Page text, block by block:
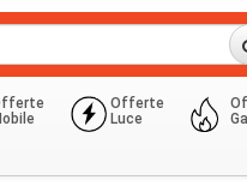
Offerte
Luce